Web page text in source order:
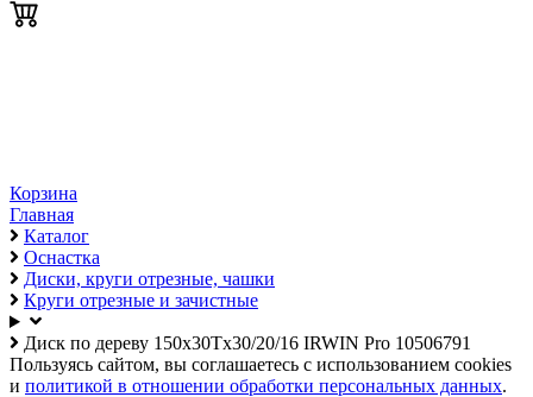
Корзина
Главная
Каталог
Оснастка
Диски, круги отрезные, чашки
Круги отрезные и зачистные
Диск по дереву 150х30Tх30/20/16 IRWIN Pro 10506791
Пользуясь сайтом, вы соглашаетесь с использованием cookies
и политикой в отношении обработки персональных данных.